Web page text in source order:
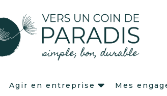
Agir en entreprise Mes